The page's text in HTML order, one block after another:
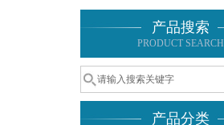
产品搜索
PRODUCT SEARCH
产品分类